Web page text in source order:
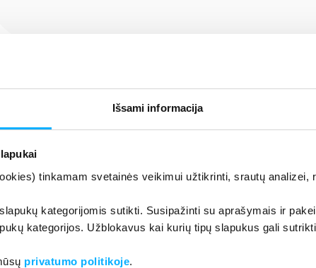
Išsami informacija
tinkamam svetainės veikimui užtikrinti, srautų analizei,
kategorijomis sutikti. Susipažinti su aprašymais ir
kategorijos. Užblokavus kai kurių tipų slapukus gali
privatumo politikoje.
poreikį verslui gali padėti klausimai, kurie yra orientuoti į
ateityje?
Kaip tai padės pritraukti naujų klientų? Kaip
kasdienes užduotis? Ar turėsime pakankamai lankstumo